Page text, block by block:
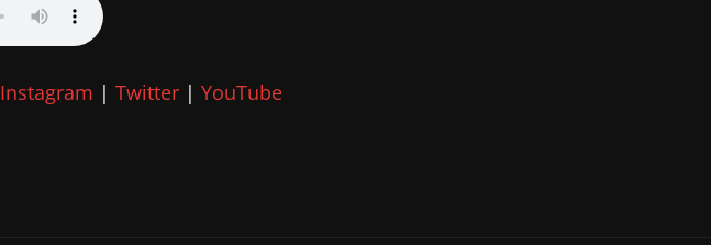
Instagram | Twitter | YouTube